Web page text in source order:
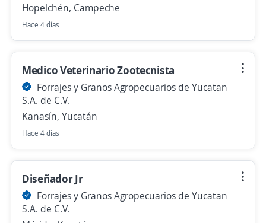
Hopelchén, Campeche
Hace 4 días
Medico Veterinario Zootecnista
Forrajes y Granos Agropecuarios de Yucatan
S.A. de C.V.
Kanasín, Yucatán
Hace 4 días
Diseñador Jr
Forrajes y Granos Agropecuarios de Yucatan
S.A. de C.V.